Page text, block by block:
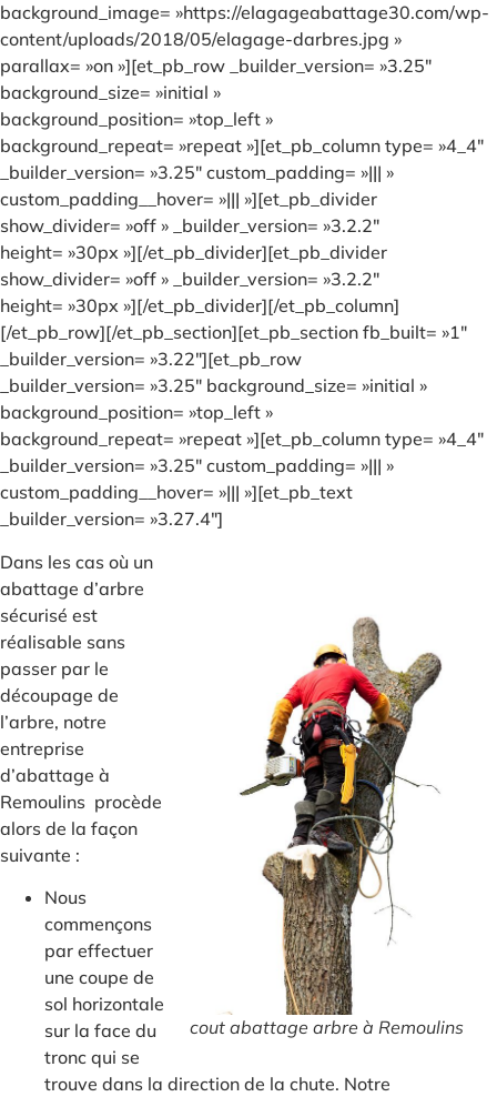
background_image= »https://elagageabattage30.com/wp-
content/uploads/2018/05/elagage-darbres.jpg »
parallax= »on »][et_pb_row _builder_version= »3.25″
background_size= »initial »
background_position= »top_left »
background_repeat= »repeat »][et_pb_column type= »4_4″
_builder_version= »3.25″ custom_padding= »||| »
custom_padding__hover= »||| »][et_pb_divider
show_divider= »off » _builder_version= »3.2.2″
height= »30px »][/et_pb_divider][et_pb_divider
show_divider= »off » _builder_version= »3.2.2″
height= »30px »][/et_pb_divider][/et_pb_column]
[/et_pb_row][/et_pb_section][et_pb_section fb_built= »1″
_builder_version= »3.22″][et_pb_row
_builder_version= »3.25″ background_size= »initial »
background_position= »top_left »
background_repeat= »repeat »][et_pb_column type= »4_4″
_builder_version= »3.25″ custom_padding= »||| »
custom_padding__hover= »||| »][et_pb_text
_builder_version= »3.27.4″]
cout abattage arbre à Remoulins
Dans les cas où un
abattage d’arbre
sécurisé est
réalisable sans
passer par le
découpage de
l’arbre, notre
entreprise
d’abattage à
Remoulins procède
alors de la façon
suivante :
Nous
commençons
par effectuer
une coupe de
sol horizontale
sur la face du
tronc qui se
trouve dans la direction de la chute. Notre